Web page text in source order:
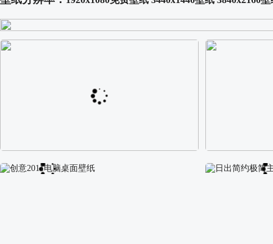
阿尔卑斯山区自然风景壁纸 校园长发可爱